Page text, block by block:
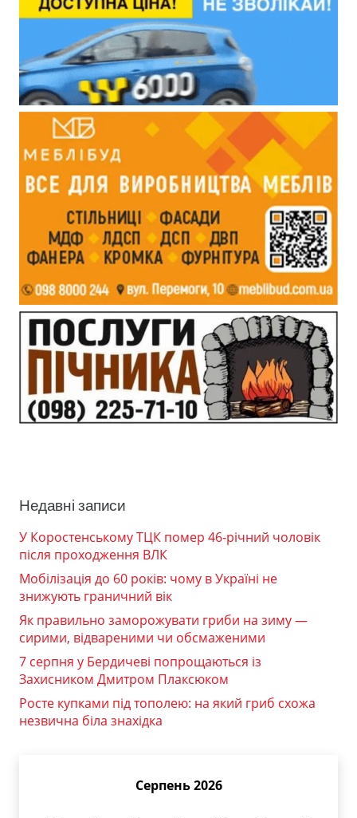
Недавні записи
У Коростенському ТЦК помер 46-річний чоловік
після проходження ВЛК
Мобілізація до 60 років: чому в Україні не
знижують граничний вік
Як правильно заморожувати гриби на зиму —
сирими, відвареними чи обсмаженими
7 серпня у Бердичеві попрощаються із
Захисником Дмитром Плаксюком
Росте купками під тополею: на який гриб схожа
незвична біла знахідка
Серпень 2026